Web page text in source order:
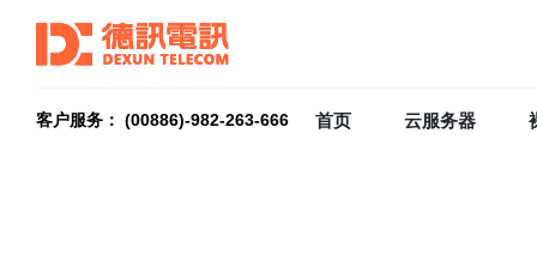
客户服务： (00886)-982-263-666 首页 云服务器